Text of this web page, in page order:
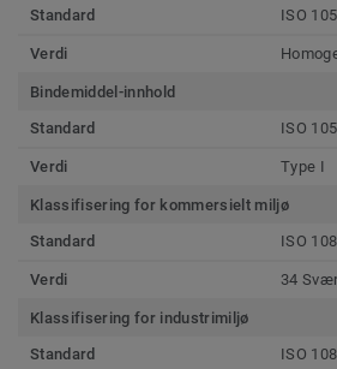
Standard
ISO
Verdi
Bindemiddel-innhold
Standard
ISO
Verdi Type I
Klassifisering for kommersielt miljø
Standard
ISO
Verdi 34
Klassifisering for industrimiljø
Standard
ISO